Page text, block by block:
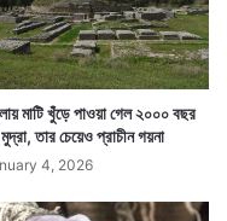
মাটি খুঁড়ে পাওয়া গেল ২০০০ বছর
তার চেয়েও প্রাচীন গয়না
4, 2026